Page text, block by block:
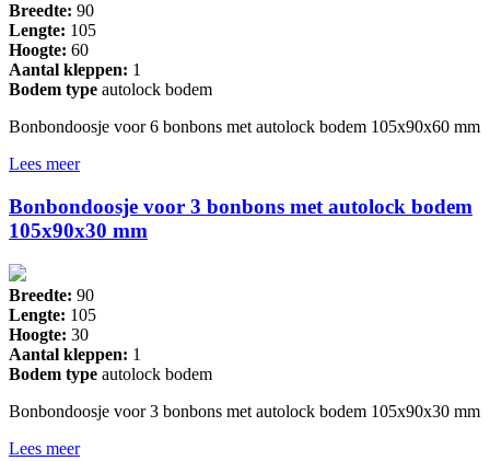
Breedte: 90
Lengte: 105
Hoogte: 60
Aantal kleppen: 1
Bodem type autolock bodem
Bonbondoosje voor 6 bonbons met autolock bodem 105x90x60 mm
Lees meer
Bonbondoosje voor 3 bonbons met autolock bodem
105x90x30 mm
Breedte: 90
Lengte: 105
Hoogte: 30
Aantal kleppen: 1
Bodem type autolock bodem
Bonbondoosje voor 3 bonbons met autolock bodem 105x90x30 mm
Lees meer